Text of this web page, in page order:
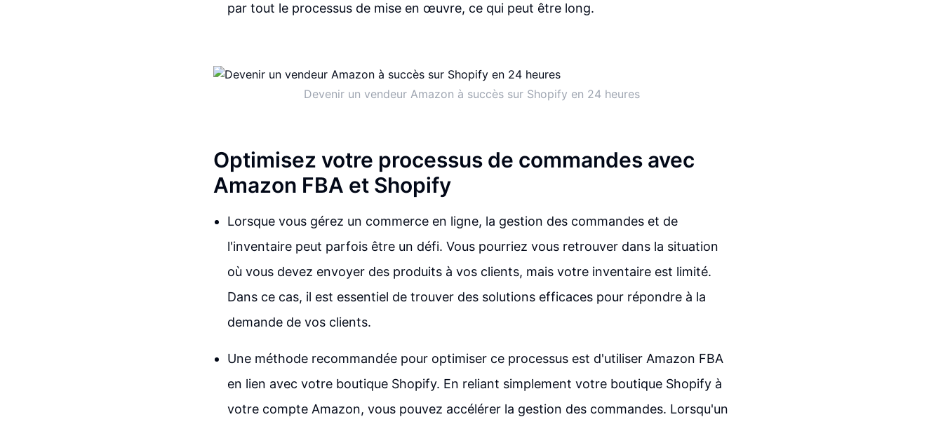
par tout le processus de mise en œuvre, ce qui peut être long.
Devenir un vendeur Amazon à succès sur Shopify en 24 heures
Optimisez votre processus de commandes avec
Amazon FBA et Shopify
Lorsque vous gérez un commerce en ligne, la gestion des commandes et de
l'inventaire peut parfois être un défi. Vous pourriez vous retrouver dans la situation
où vous devez envoyer des produits à vos clients, mais votre inventaire est limité.
Dans ce cas, il est essentiel de trouver des solutions efficaces pour répondre à la
demande de vos clients.
Une méthode recommandée pour optimiser ce processus est d'utiliser Amazon FBA
en lien avec votre boutique Shopify. En reliant simplement votre boutique Shopify à
votre compte Amazon, vous pouvez accélérer la gestion des commandes. Lorsqu'un